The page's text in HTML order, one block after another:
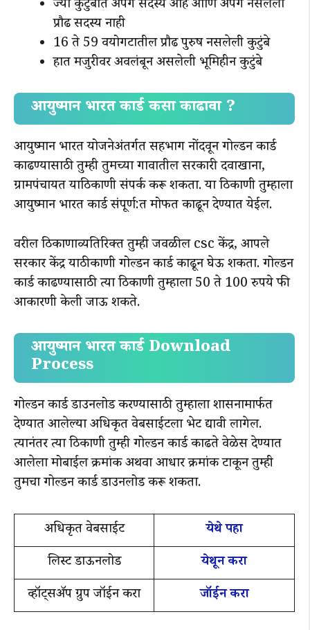
ज्या कुटुंबात अपंग सदस्य आहे आणि अपंग नसलेला
प्रौढ सदस्य नाही
16 ते 59 वयोगटातील प्रौढ पुरुष नसलेली कुटुंबे
हात मजुरीवर अवलंबून असलेली भूमिहीन कुटुंबे
आयुष्मान भारत कार्ड कसा काढावा ?
आयुष्मान भारत योजनेअंतर्गत सहभाग नोंदवून गोल्डन कार्ड
काढण्यासाठी तुम्ही तुमच्या गावातील सरकारी दवाखाना,
ग्रामपंचायत याठिकाणी संपर्क करू शकता. या ठिकाणी तुम्हाला
आयुष्मान भारत कार्ड संपूर्ण:त मोफत काढून देण्यात येईल.
वरील ठिकाणाव्यतिरिक्त तुम्ही जवळील csc केंद्र, आपले
सरकार केंद्र याठीकाणी गोल्डन कार्ड काढून घेऊ शकता. गोल्डन
कार्ड काढण्यासाठी त्या ठिकाणी तुम्हाला 50 ते 100 रुपये फी
आकारणी केली जाऊ शकते.
आयुष्मान भारत कार्ड Download
Process
गोल्डन कार्ड डाउनलोड करण्यासाठी तुम्हाला शासनामार्फत
देण्यात आलेल्या अधिकृत वेबसाईटला भेट द्यावी लागेल.
त्यानंतर त्या ठिकाणी तुम्ही गोल्डन कार्ड काढते वेळेस देण्यात
आलेला मोबाईल क्रमांक अथवा आधार क्रमांक टाकून तुम्ही
तुमचा गोल्डन कार्ड डाउनलोड करू शकता.
अधिकृत वेबसाईट
येथे पहा
लिस्ट डाऊनलोड
येथून करा
व्हॉट्सॲप ग्रुप जॉईन करा
जॉईन करा